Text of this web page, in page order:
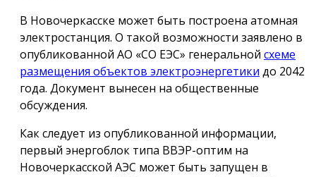
В Новочеркасске может быть построена атомная
электростанция. О такой возможности заявлено в
опубликованной АО «СО ЕЭС» генеральной схеме
размещения объектов электроэнергетики до 2042
года. Документ вынесен на общественные
обсуждения.
Как следует из опубликованной информации,
первый энергоблок типа ВВЭР-оптим на
Новочеркасской АЭС может быть запущен в